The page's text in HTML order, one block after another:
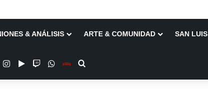
& ANÁLISIS ARTE & COMUNIDAD SAN LUIS
InstagramGoogle Play
TwitchWhatsAppEscuchanos en Vivo